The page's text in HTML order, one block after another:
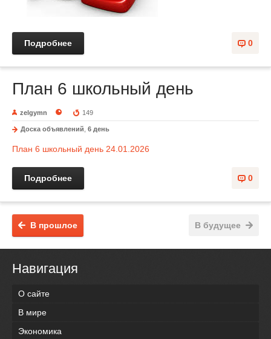
0
Подробнее
План 6 школьный день
zelgymn 149
Доска объявлений 6 день
План 6 школьный день 24.01.2026
0
Подробнее
В будущее
В прошлое
Навигация
О сайте
В мире
Экономика